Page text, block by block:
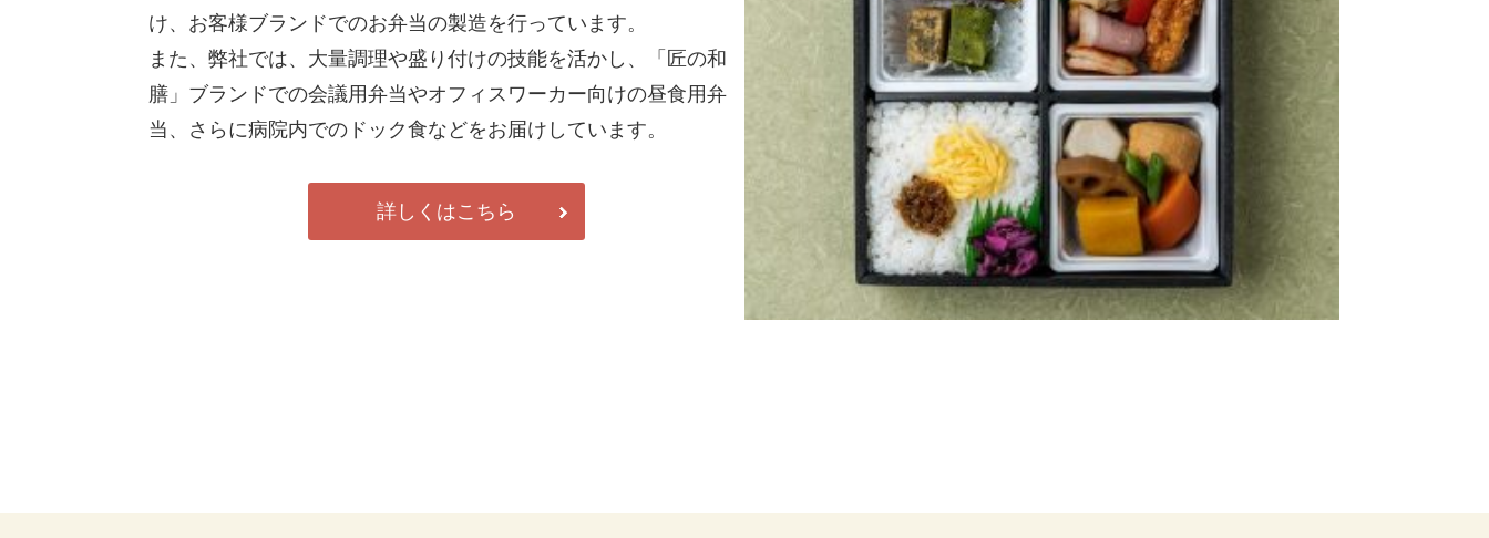
け、お客様ブランドでのお弁当の製造を行っています。
また、弊社では、大量調理や盛り付けの技能を活かし、「匠の和
膳」ブランドでの会議用弁当やオフィスワーカー向けの昼食用弁
当、さらに病院内でのドック食などをお届けしています。
詳しくはこちら